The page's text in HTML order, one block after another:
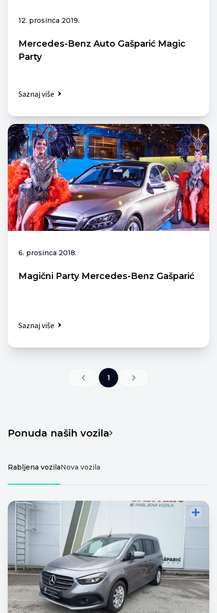
12. prosinca 2019.
Mercedes-Benz Auto Gašparić Magic
Party
Saznaj više
6. prosinca 2018.
Magični Party Mercedes-Benz Gašparić
Saznaj više
1
Ponuda naših vozila
Rabljena vozilaNova vozila
Dodajte vozilo za
usporedbu